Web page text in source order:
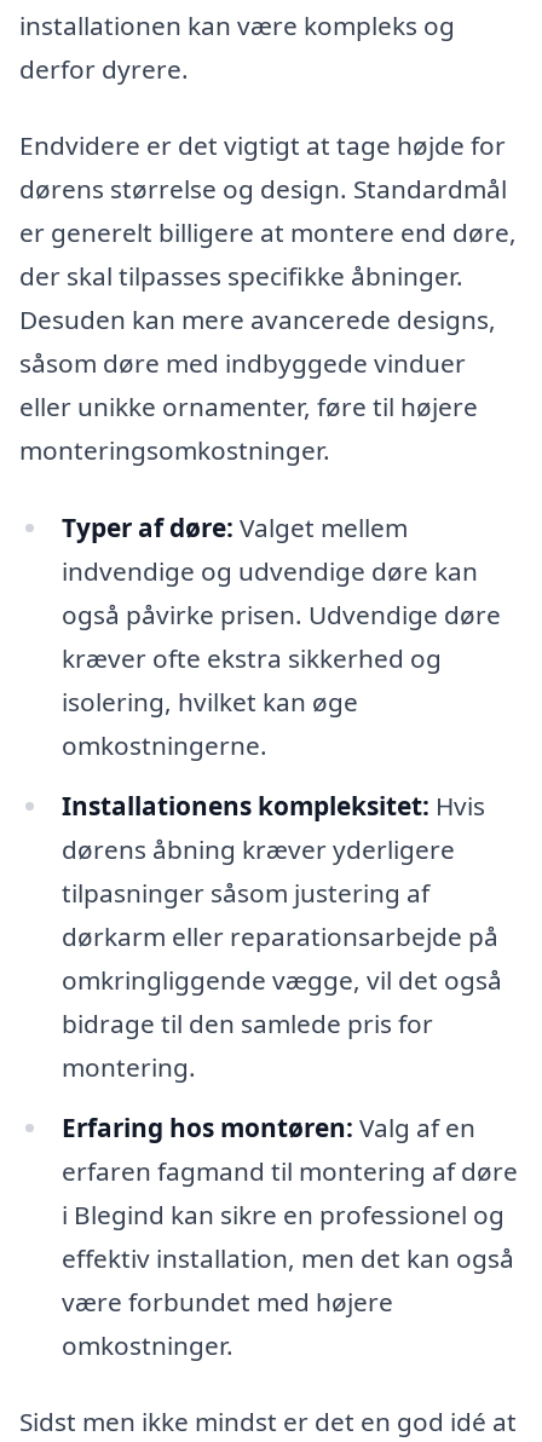
installationen kan være kompleks og
derfor dyrere.
Endvidere er det vigtigt at tage højde for
dørens størrelse og design. Standardmål
er generelt billigere at montere end døre,
der skal tilpasses specifikke åbninger.
Desuden kan mere avancerede designs,
såsom døre med indbyggede vinduer
eller unikke ornamenter, føre til højere
monteringsomkostninger.
Typer af døre: Valget mellem
indvendige og udvendige døre kan
også påvirke prisen. Udvendige døre
kræver ofte ekstra sikkerhed og
isolering, hvilket kan øge
omkostningerne.
Installationens kompleksitet: Hvis
dørens åbning kræver yderligere
tilpasninger såsom justering af
dørkarm eller reparationsarbejde på
omkringliggende vægge, vil det også
bidrage til den samlede pris for
montering.
Erfaring hos montøren: Valg af en
erfaren fagmand til montering af døre
i Blegind kan sikre en professionel og
effektiv installation, men det kan også
være forbundet med højere
omkostninger.
Sidst men ikke mindst er det en god idé at